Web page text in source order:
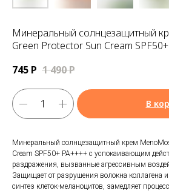
Минеральный солнцезащитный
Green Protector Sun Cream
745 Р 1 490Р
В
Минеральный солнцезащитный крем
Cream SPF50+ PA++++ с успокаивающим
раздражения, вызванные агрессивным
Защищает от разрушения волокна коллагена
синтез клеток-меланоцитов, замедляет